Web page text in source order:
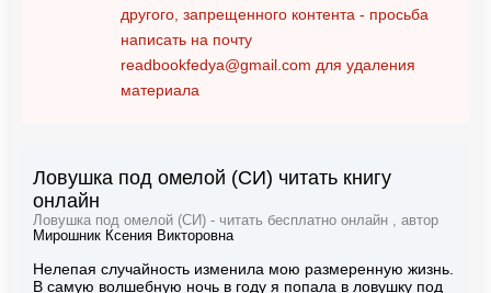
другого, запрещенного контента - просьба
написать на почту
readbookfedya@gmail.com для удаления
материала
Ловушка под омелой (СИ) читать книгу
онлайн
Ловушка под омелой (СИ) - читать бесплатно онлайн , автор
Мирошник Ксения Викторовна
Нелепая случайность изменила мою размеренную жизнь.
В самую волшебную ночь в году я попала в ловушку под